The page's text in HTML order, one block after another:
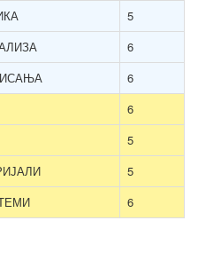
5
6
6
6
5
5
6